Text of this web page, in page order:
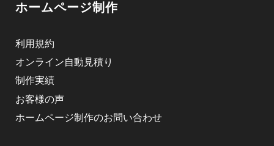
ホームページ制作
利用規約
オンライン自動見積り
制作実績
お客様の声
ホームページ制作のお問い合わせ